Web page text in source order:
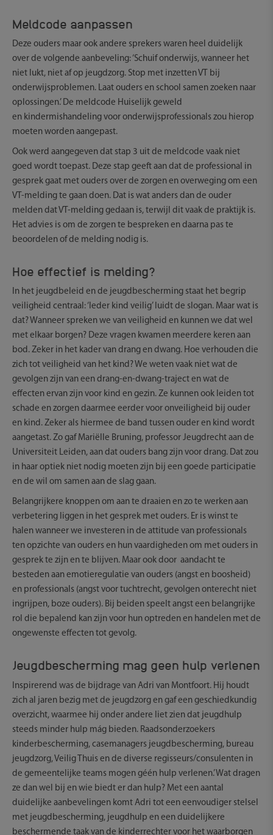
Meldcode aanpassen
Deze ouders maar ook andere sprekers waren heel duidelijk
over de volgende aanbeveling: ‘Schuif onderwijs, wanneer het
niet lukt, niet af op jeugdzorg. Stop met inzetten VT bij
onderwijsproblemen. Laat ouders en school samen zoeken naar
oplossingen.’ De meldcode Huiselijk geweld
en kindermishandeling voor onderwijsprofessionals zou hierop
moeten worden aangepast.
Ook werd aangegeven dat stap 3 uit de meldcode vaak niet
goed wordt toepast. Deze stap geeft aan dat de professional in
gesprek gaat met ouders over de zorgen en overweging om een
VT-melding te gaan doen. Dat is wat anders dan de ouder
melden dat VT-melding gedaan is, terwijl dit vaak de praktijk is.
Het advies is om de zorgen te bespreken en daarna pas te
beoordelen of de melding nodig is.
Hoe effectief is melding?
In het jeugdbeleid en de jeugdbescherming staat het begrip
veiligheid centraal: ‘Ieder kind veilig’ luidt de slogan. Maar wat is
dat? Wanneer spreken we van veiligheid en kunnen we dat wel
met elkaar borgen? Deze vragen kwamen meerdere keren aan
bod. Zeker in het kader van drang en dwang. Hoe verhouden die
zich tot veiligheid van het kind? We weten vaak niet wat de
gevolgen zijn van een drang-en-dwang-traject en wat de
effecten ervan zijn voor kind en gezin. Ze kunnen ook leiden tot
schade en zorgen daarmee eerder voor onveiligheid bij ouder
en kind. Zeker als hiermee de band tussen ouder en kind wordt
aangetast. Zo gaf Mariëlle Bruning, professor Jeugdrecht aan de
Universiteit Leiden, aan dat ouders bang zijn voor drang. Dat zou
in haar optiek niet nodig moeten zijn bij een goede participatie
en de wil om samen aan de slag gaan.
Belangrijkere knoppen om aan te draaien en zo te werken aan
verbetering liggen in het gesprek met ouders. Er is winst te
halen wanneer we investeren in de attitude van professionals
ten opzichte van ouders en hun vaardigheden om met ouders in
gesprek te zijn en te blijven. Maar ook door aandacht te
besteden aan emotieregulatie van ouders (angst en boosheid)
en professionals (angst voor tuchtrecht, gevolgen onterecht niet
ingrijpen, boze ouders). Bij beiden speelt angst een belangrijke
rol die bepalend kan zijn voor hun optreden en handelen met de
ongewenste effecten tot gevolg.
Jeugdbescherming mag geen hulp verlenen
Inspirerend was de bijdrage van Adri van Montfoort. Hij houdt
zich al jaren bezig met de jeugdzorg en gaf een geschiedkundig
overzicht, waarmee hij onder andere liet zien dat jeugdhulp
steeds minder hulp mág bieden. Raadsonderzoekers
kinderbescherming, casemanagers jeugdbescherming, bureau
jeugdzorg, Veilig Thuis en de diverse regisseurs/consulenten in
de gemeentelijke teams mogen géén hulp verlenen.’ Wat dragen
ze dan wel bij en wie biedt er dan hulp? Met een aantal
duidelijke aanbevelingen komt Adri tot een eenvoudiger stelsel
met jeugdbescherming, jeugdhulp en een duidelijkere
beschermende taak van de kinderrechter voor het waarborgen